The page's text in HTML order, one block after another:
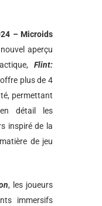
– Microids
aperçu
Flint:
plus de 4
permettant
détail les
inspiré de la
de jeu
, les joueurs
immersifs